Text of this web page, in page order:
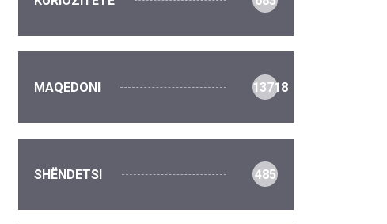
MAQEDONI 13718
SHËNDETSI 485